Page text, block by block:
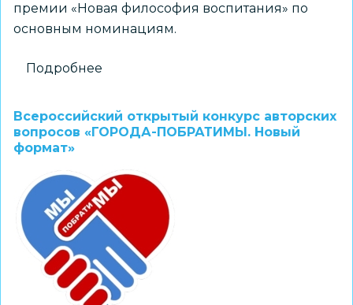
премии «Новая философия воспитания» по
основным номинациям.
Подробнее
тур
конкурса
присуждение
V
Всероссийской
детской
премии
«Новая
философия
Всероссийский открытый конкурс авторских
вопросов «ГОРОДА-ПОБРАТИМЫ. Новый
формат»